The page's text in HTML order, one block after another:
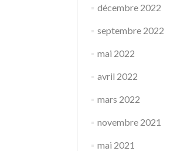
décembre 2022
septembre 2022
mai 2022
avril 2022
mars 2022
novembre 2021
mai 2021